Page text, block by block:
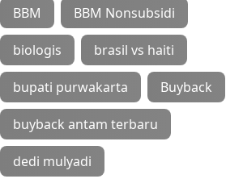
BBM BBM Nonsubsidi
biologis brasil vs haiti
bupati purwakarta Buyback
buyback antam terbaru
dedi mulyadi